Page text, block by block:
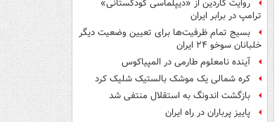
روایت گاردین از «دیپلماسی کودکستانی»
ترامپ در برابر ایران
بسیج تمام ظرفیت‌ها برای تعیین وضعیت دیگر
خلبانان سوخو ۲۴ ایران
آینده نامعلوم طارمی در المپیاکوس
کره شمالی یک موشک بالستیک شلیک کرد
بازگشت اندونگ به استقلال منتفی شد
پاییز پرباران در راه ایران